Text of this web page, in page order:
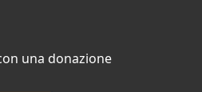
una donazione